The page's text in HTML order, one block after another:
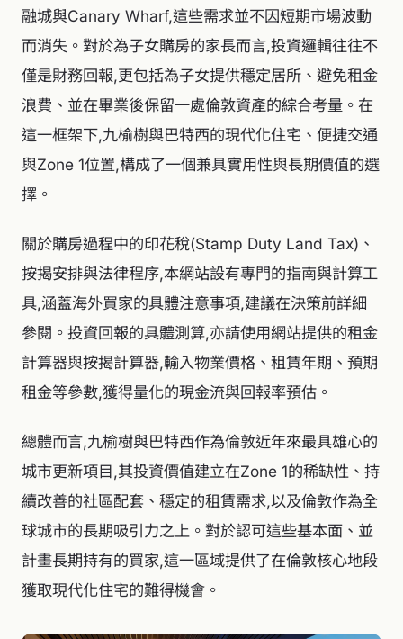
融城與Canary Wharf,這些需求並不因短期市場波動
而消失。對於為子女購房的家長而言,投資邏輯往往不
僅是財務回報,更包括為子女提供穩定居所、避免租金
浪費、並在畢業後保留一處倫敦資產的綜合考量。在
這一框架下,九榆樹與巴特西的現代化住宅、便捷交通
與Zone 1位置,構成了一個兼具實用性與長期價值的選
擇。
關於購房過程中的印花稅(Stamp Duty Land Tax)、
按揭安排與法律程序,本網站設有專門的指南與計算工
具,涵蓋海外買家的具體注意事項,建議在決策前詳細
參閱。投資回報的具體測算,亦請使用網站提供的租金
計算器與按揭計算器,輸入物業價格、租賃年期、預期
租金等參數,獲得量化的現金流與回報率預估。
總體而言,九榆樹與巴特西作為倫敦近年來最具雄心的
城市更新項目,其投資價值建立在Zone 1的稀缺性、持
續改善的社區配套、穩定的租賃需求,以及倫敦作為全
球城市的長期吸引力之上。對於認可這些基本面、並
計畫長期持有的買家,這一區域提供了在倫敦核心地段
獲取現代化住宅的難得機會。